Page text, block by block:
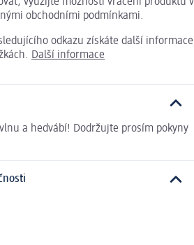
využijte možnosti vrácení produktu v
obchodními podmínkami.
odkazu získáte další informace
Další informace
a hedvábí! Dodržujte prosím pokyny